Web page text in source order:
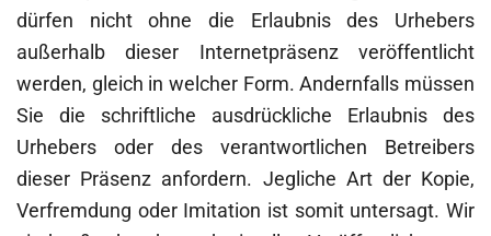
dürfen nicht ohne die Erlaubnis des Urhebers
außerhalb dieser Internetpräsenz veröffentlicht
werden, gleich in welcher Form. Andernfalls müssen
Sie die schriftliche ausdrückliche Erlaubnis des
Urhebers oder des verantwortlichen Betreibers
dieser Präsenz anfordern. Jegliche Art der Kopie,
Verfremdung oder Imitation ist somit untersagt. Wir